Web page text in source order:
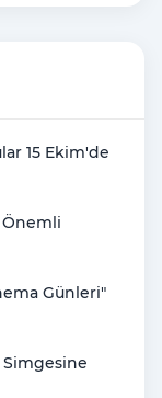
15 Ekim'de
Günleri"
Simgesine